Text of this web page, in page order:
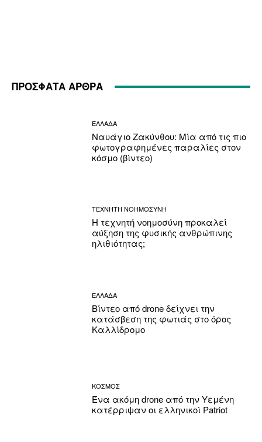
ΠΡΟΣΦΑΤΑ ΑΡΘΡΑ
ΕΛΛΑΔΑ
Ναυάγιο Ζακύνθου: Μία από τις πιο
φωτογραφημένες παραλίες στον
κόσμο (βίντεο)
ΤΕΧΝΗΤΗ ΝΟΗΜΟΣΥΝΗ
Η τεχνητή νοημοσύνη προκαλεί
αύξηση της φυσικής ανθρώπινης
ηλιθιότητας;
ΕΛΛΑΔΑ
Βίντεο από drone δείχνει την
κατάσβεση της φωτιάς στο όρος
Καλλίδρομο
ΚΟΣΜΟΣ
Ένα ακόμη drone από την Υεμένη
κατέρριψαν οι ελληνικοί Patriot